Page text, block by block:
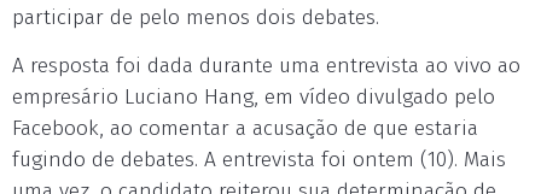
participar de pelo menos dois debates.
A resposta foi dada durante uma entrevista ao vivo ao
empresário Luciano Hang, em vídeo divulgado pelo
Facebook, ao comentar a acusação de que estaria
fugindo de debates. A entrevista foi ontem (10). Mais